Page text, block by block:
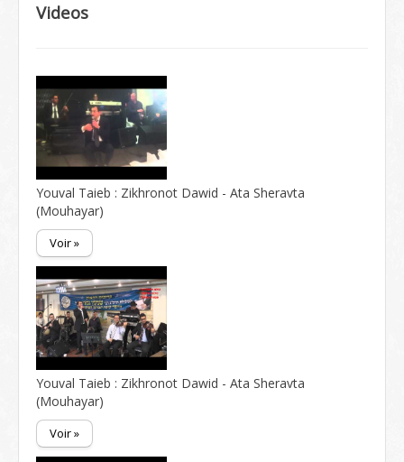
Videos
Youval Taieb : Zikhronot Dawid - Ata Sheravta
(Mouhayar)
Voir »
Youval Taieb : Zikhronot Dawid - Ata Sheravta
(Mouhayar)
Voir »